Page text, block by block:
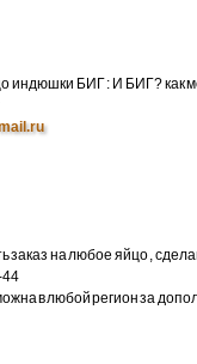
индюшки БИГ : И БИГ? как
заказ на любое яйцо ,
в любой регион за